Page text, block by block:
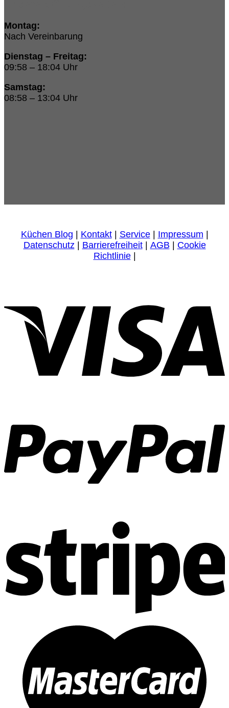
Montag:
Nach Vereinbarung
Dienstag – Freitag:
09:58 – 18:04 Uhr
Samstag:
08:58 – 13:04 Uhr
Küchen Blog | Kontakt| Service| Impressum |
Datenschutz | Barrierefreiheit| AGB | Cookie
Richtlinie|